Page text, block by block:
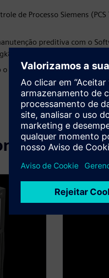
de Processo Siemens
preditiva com o
gerenciamento de carga,